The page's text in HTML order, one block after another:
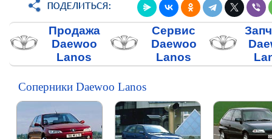
Продажа
Daewoo
Lanos
Сервис
Daewoo
Lanos
Соперники Daewoo Lanos